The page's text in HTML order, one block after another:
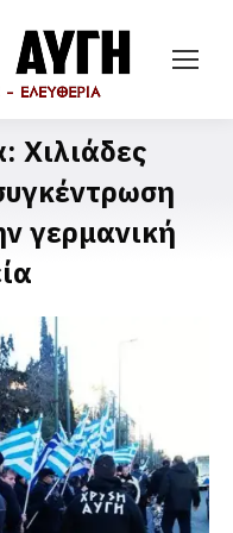
Χιλιάδες
γερμανική